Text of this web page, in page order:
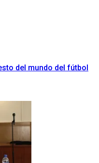
del mundo del fútbol